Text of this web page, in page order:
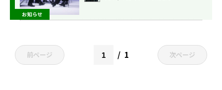
お知らせ
前ページ 1 次ページ